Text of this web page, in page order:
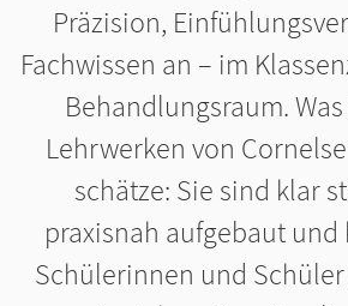
Präzision,
Fachwissen an – im
Behandlungsraum.
Lehrwerken von
schätze: Sie sind klar
praxisnah aufgebaut
Schülerinnen und